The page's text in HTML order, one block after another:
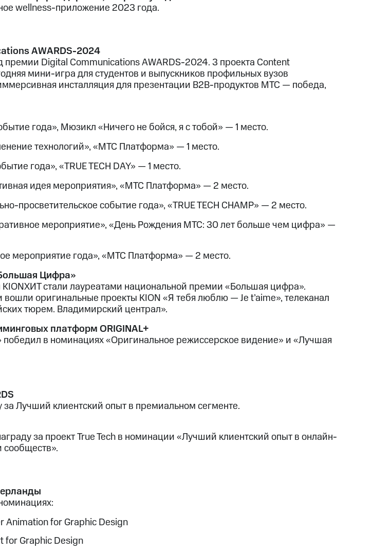
wellness-приложение 2023 года.
AWARDS-2024
Digital Communications AWARDS-2024. 3 проекта Content
мини-игра для студентов и выпускников профильных вузов
инсталляция для презентации B2B-продуктов МТС — победа,
года», Мюзикл «Ничего не бойся, я с тобой» — 1 место.
технологий», «МТС Платформа» — 1 место.
года», «TRUE TECH DAY» — 1 место.
идея мероприятия», «МТС Платформа» — 2 место.
просветительское событие года», «TRUE TECH CHAMP» — 2 место.
мероприятие», «День Рождения МТС: 30 лет больше чем цифра» —
мероприятие года», «МТС Платформа» — 2 место.
Цифра»
KIONХИТ стали лауреатами национальной премии «Большая цифра».
оригинальные проекты KION «Я тебя люблю — Je t’aime», телеканал
тюрем. Владимирский централ».
платформ ORIGINAL+
в номинациях «Оригинальное режиссерское видение» и «Лучшая
Лучший клиентский опыт в премиальном сегменте.
за проект True Tech в номинации «Лучший клиентский опыт в онлайн-
сообществ».
Animation for Graphic Design
for Graphic Design